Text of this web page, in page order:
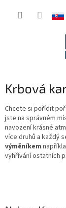
Krbová
Chcete si pořídit
jste na správném
navození krásné
více druhů a každý
výměníkem
vyhřívání ostatních